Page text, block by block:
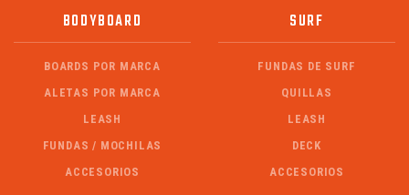
BODYBOARD
BOARDS POR MARCA
ALETAS POR MARCA
LEASH
FUNDAS / MOCHILAS
ACCESORIOS
SURF
FUNDAS DE SURF
QUILLAS
LEASH
DECK
ACCESORIOS